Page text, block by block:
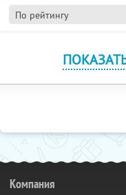
По рейтингу
Компания